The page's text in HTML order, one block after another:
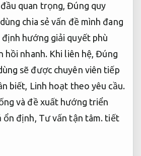
quan trọng,Đúng quy
chia sẻ vấn đề mình đang
định hướng giải quyết phù
hồi nhanh.Khi liên hệ,Đúng
sẽ được chuyên viên tiếp
biết, Linh hoạt theo yêu cầu.
và đề xuất hướng triển
ổn định, Tư vấn tận tâm. tiết